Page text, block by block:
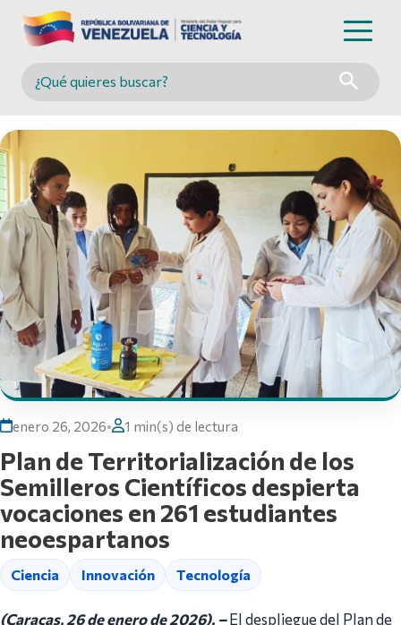
Buscar en MINCYT
enero 26, 2026• 1 min(s) de lectura
Plan de Territorialización de los
Semilleros Científicos despierta
vocaciones en 261 estudiantes
neoespartanos
Ciencia Innovación Tecnología
(Caracas, 26 de enero de 2026). –El despliegue del Plan de